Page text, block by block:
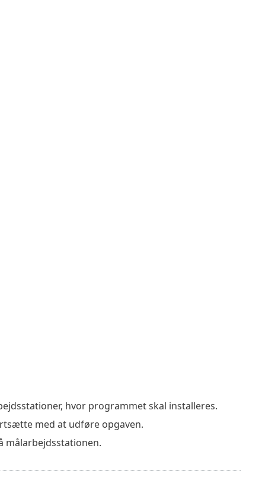
hvor programmet skal installeres.
med at udføre opgaven.
målarbejdsstationen.